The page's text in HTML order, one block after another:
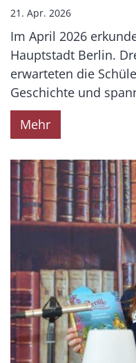
21. Apr. 2026
Im April 2026
Hauptstadt Berlin.
erwarteten die
Geschichte und
Mehr